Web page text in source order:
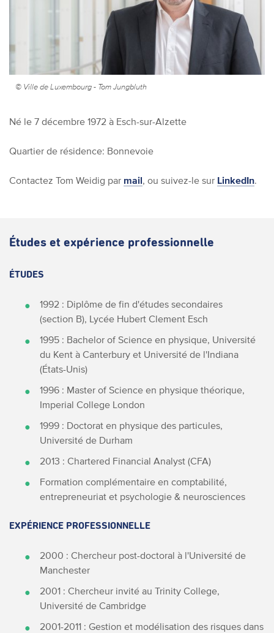
© Ville de Luxembourg - Tom Jungbluth
Né le 7 décembre 1972 à Esch-sur-Alzette
Quartier de résidence: Bonnevoie
Contactez Tom Weidig par mail, ou suivez-le sur LinkedIn.
Études et expérience professionnelle
ÉTUDES
1992 : Diplôme de fin d'études secondaires
(section B), Lycée Hubert Clement Esch
1995 : Bachelor of Science en physique, Université
du Kent à Canterbury et Université de l'Indiana
(États-Unis)
1996 : Master of Science en physique théorique,
Imperial College London
1999 : Doctorat en physique des particules,
Université de Durham
2013 : Chartered Financial Analyst (CFA)
Formation complémentaire en comptabilité,
entrepreneuriat et psychologie & neurosciences
EXPÉRIENCE PROFESSIONNELLE
2000 : Chercheur post-doctoral à l'Université de
Manchester
2001 : Chercheur invité au Trinity College,
Université de Cambridge
2001-2011 : Gestion et modélisation des risques dans